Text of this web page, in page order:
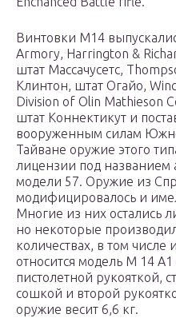
Винтовки M14
Armory, Harrington &
штат Массачусетс,
Клинтон, штат Огайо,
Division of Olin Mathieson
штат Коннектикут и
вооруженным силам
Тайване оружие этого
лицензии под названием
модели 57. Оружие из
модифицировалось и
Многие из них остались
но некоторые
количествах, в том числе
относится модель М 14
пистолетной рукояткой,
сошкой и второй
оружие весит 6,6 кг.